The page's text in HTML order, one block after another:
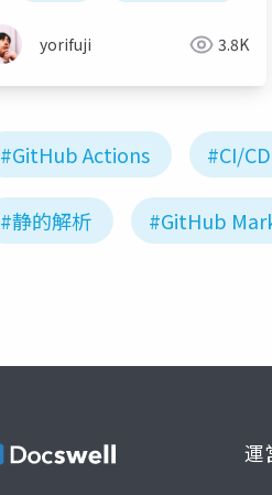
yorifuji 3.8K
#GitHub Actions #CI/CD
#静的解析 #GitHub
運